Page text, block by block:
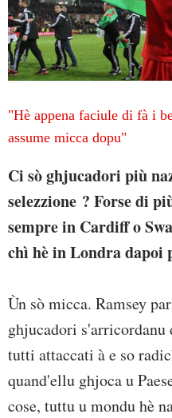
"Hè appena faciule di fà i
assume micca dopu"
Ci sò ghjucadori più
selezzione ? Forse di
sempre in Cardiff o
chì hè in Londra dapoi
Ùn sò micca. Ramsey
ghjucadori
tutti attaccati à e so
quand'ellu ghjoca u
cose, tuttu u mondu hè